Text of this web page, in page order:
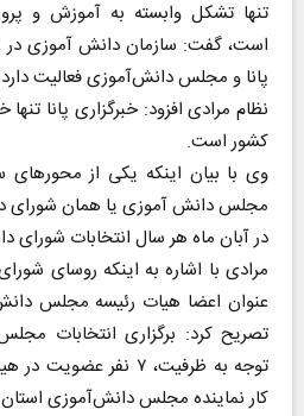
تنها تشکل وابسته به آموزش و
پانا و مجلس دانش‌آموزی فعالیت
نظام مرادی افزود: خبرگزاری پانا
کشور است.
وی با بیان اینکه یکی از
مجلس دانش آموزی یا همان شورای
در آبان ماه هر سال انتخابات
مرادی با اشاره به اینکه روسای
عنوان اعضا هیات رئیسه مجلس
تصریح کرد: برگزاری انتخابات
توجه به ظرفیت، ۷
کار نماینده مجلس دانش‌آموزی